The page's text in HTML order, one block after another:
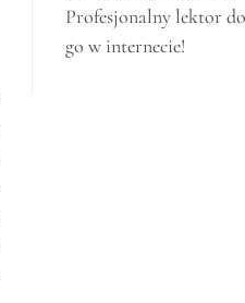
Profesjonalny lektor
go w internecie!